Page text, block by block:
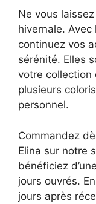
Ne vous
hivernale. Avec
continuez vos
sérénité. Elles
votre collection
plusieurs
personnel.
Commandez
Elina sur notre
bénéficiez
jours ouvrés.
jours après